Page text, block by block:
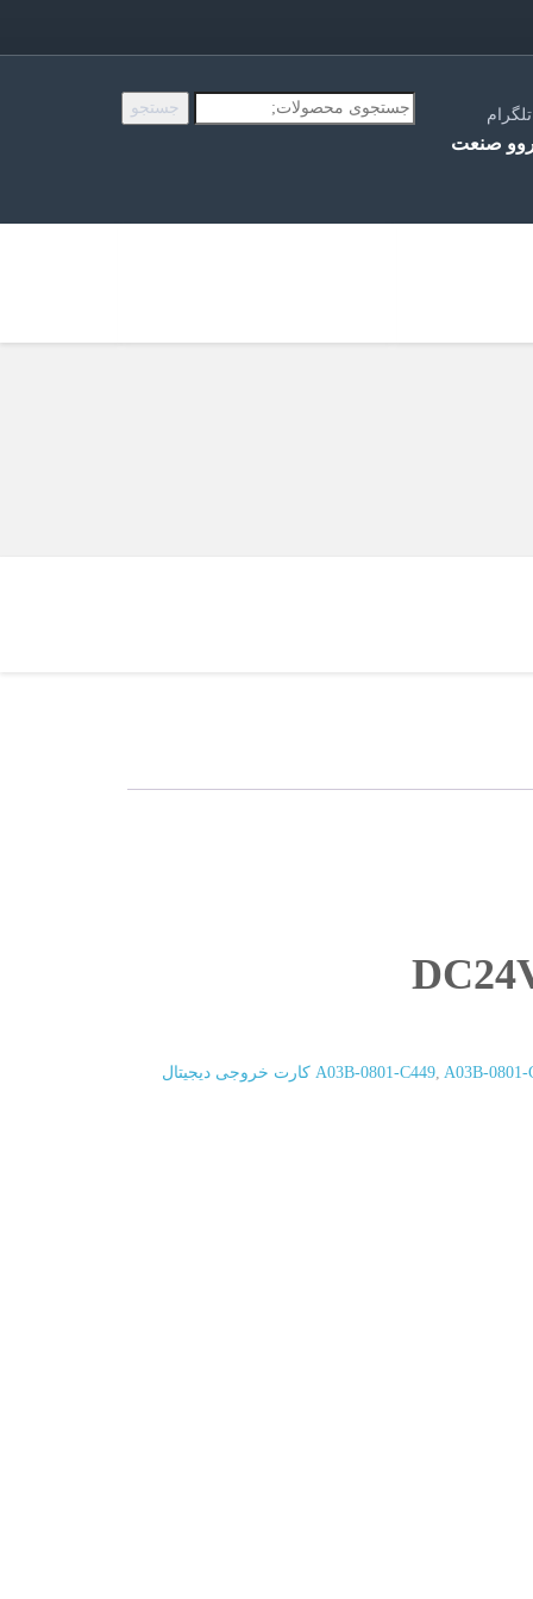
تلگرام
صنعت
جستجو
برای:
جستجو
A03B-0801-C449, A03B-0801-C449 FANUC کارت خروجی دیجیتال